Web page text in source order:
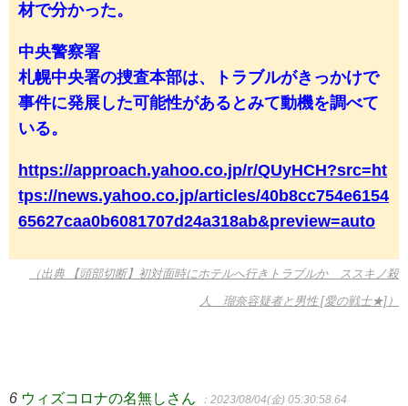
材で分かった。
中央警察署
札幌中央署の捜査本部は、トラブルがきっかけで
事件に発展した可能性があるとみて動機を調べて
いる。
https://approach.yahoo.co.jp/r/QUyHCH?src=ht
tps://news.yahoo.co.jp/articles/40b8cc754e6154
65627caa0b6081707d24a318ab&preview=auto
（出典 【頭部切断】初対面時にホテルへ行きトラブルか ススキノ殺
人 瑠奈容疑者と男性 [愛の戦士★]）
6 ウィズコロナの名無しさん ：2023/08/04(金) 05:30:58.64